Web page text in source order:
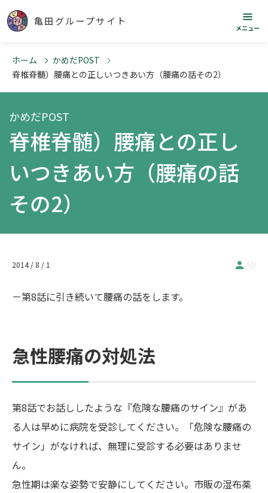
亀田グループサイト
メニュー
ホーム
かめだPOST
脊椎脊髄）腰痛との正しいつきあい方（腰痛の話その2）
かめだPOST
脊椎脊髄）腰痛との正し
いつきあい方（腰痛の話
その2）
2014 / 8 / 1
－第8話に引き続いて腰痛の話をします。
急性腰痛の対処法
第8話でお話ししたような『危険な腰痛のサイン』があ
る人は早めに病院を受診してください。「危険な腰痛の
サイン」がなければ、無理に受診する必要はありませ
ん。
急性期は楽な姿勢で安静にしてください。市販の湿布薬